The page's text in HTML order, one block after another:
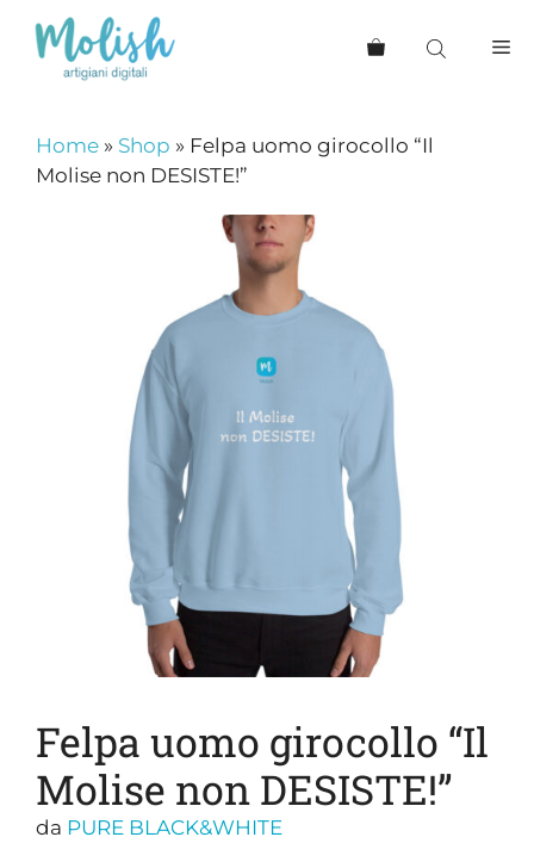
contenuto
Home » Shop » Felpa uomo girocollo “Il
Molise non DESISTE!”
Felpa uomo girocollo “Il
Molise non DESISTE!”
da PURE BLACK&WHITE